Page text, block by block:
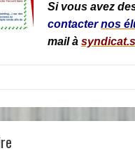
Si vous avez
contacternos
mail à